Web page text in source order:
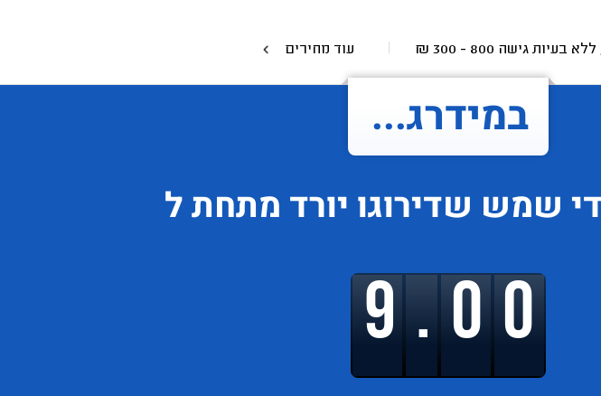
בעיות גישה 800 - 300
₪ עוד מחירים
במידרג...
שמש שדירוגו יורד מתחת ל
9.00